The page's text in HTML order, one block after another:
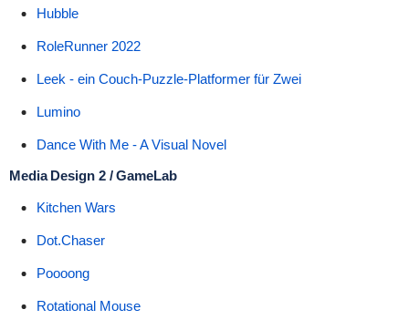
Hubble
RoleRunner 2022
Leek - ein Couch-Puzzle-Platformer für Zwei
Lumino
Dance With Me - A Visual Novel
Media Design 2 / GameLab
Kitchen Wars
Dot.Chaser
Poooong
Rotational Mouse